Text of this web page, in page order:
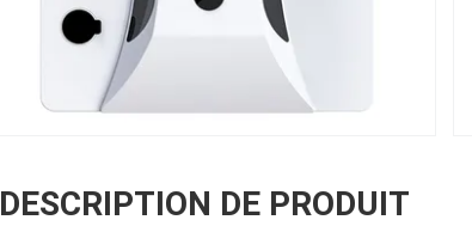
DESCRIPTION DE PRODUIT